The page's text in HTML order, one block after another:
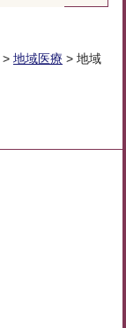
> 地域医療 > 地域